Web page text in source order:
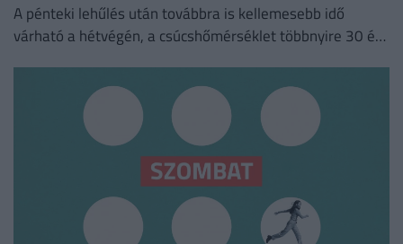
A pénteki lehűlés után továbbra is kellemesebb idő
várható a hétvégén, a csúcshőmérséklet többnyire 30 és